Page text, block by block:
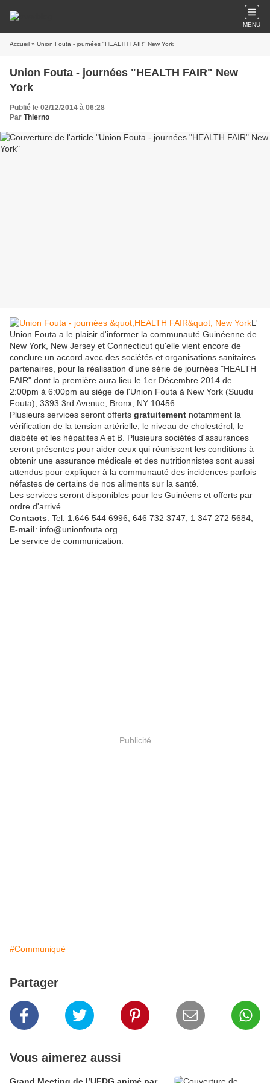
MENU
Accueil » Union Fouta - journées "HEALTH FAIR" New York
Union Fouta - journées "HEALTH FAIR" New
York
Publié le 02/12/2014 à 06:28
Par Thierno
L'
Union Fouta a le plaisir d'informer la communauté Guinéenne de
New York, New Jersey et Connecticut qu'elle vient encore de
conclure un accord avec des sociétés et organisations sanitaires
partenaires, pour la réalisation d'une série de journées "HEALTH
FAIR" dont la première aura lieu le 1er Décembre 2014 de
2:00pm à 6:00pm au siège de l'Union Fouta à New York (Suudu
Fouta), 3393 3rd Avenue, Bronx, NY 10456.
Plusieurs services seront offerts gratuitement notamment la
vérification de la tension artérielle, le niveau de cholestérol, le
diabète et les hépatites A et B. Plusieurs sociétés d'assurances
seront présentes pour aider ceux qui réunissent les conditions à
obtenir une assurance médicale et des nutritionnistes sont aussi
attendus pour expliquer à la communauté des incidences parfois
néfastes de certains de nos aliments sur la santé.
Les services seront disponibles pour les Guinéens et offerts par
ordre d'arrivé.
Contacts: Tel: 1.646 544 6996; 646 732 3747; 1 347 272 5684;
E-mail: info@unionfouta.org
Le service de communication.
Publicité
#Communiqué
Partager
Vous aimerez aussi